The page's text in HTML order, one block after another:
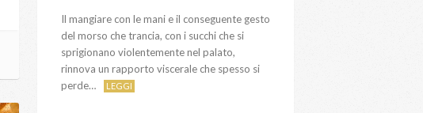
Il mangiare con le mani e il conseguente gesto
del morso che trancia, con i succhi che si
sprigionano violentemente nel palato,
rinnova un rapporto viscerale che spesso si
perde…
LEGGI